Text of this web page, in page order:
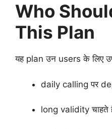
Who
This Plan
यह plan उन users के लिए
daily calling पर
long validity चाहते